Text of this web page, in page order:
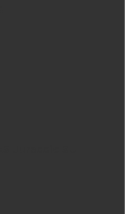
Jurassic SU